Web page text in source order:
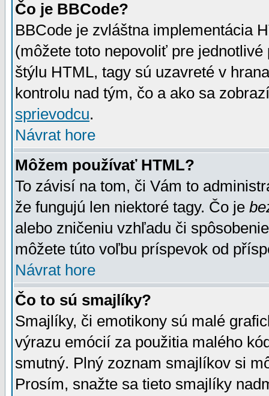
Čo je BBCode?
BBCode je zvláštna implementácia
(môžete toto nepovoliť pre
štýlu HTML, tagy sú uzavreté v
kontrolu nad tým, čo a ako sa
sprievodcu.
Návrat hore
Môžem používať HTML?
To závisí na tom, či Vám to
že fungujú len niektoré tagy. Čo je
alebo zničeniu vzhľadu či
môžete túto voľbu príspevok od
Návrat hore
Čo to sú smajlíky?
Smajlíky, či emotikony sú malé
výrazu emócií za použitia malého
smutný. Plný zoznam smajlíkov si
Prosím, snažte sa tieto smajlíky